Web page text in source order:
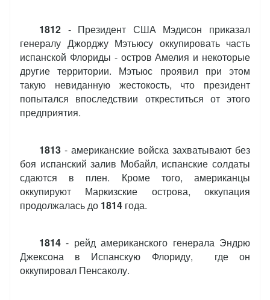
1812 - Президент США Мэдисон приказал
генералу Джорджу Мэтьюсу оккупировать часть
испанской Флориды - остров Амелия и некоторые
другие территории. Мэтьюс проявил при этом
такую невиданную жестокость, что президент
попытался впоследствии откреститься от этого
предприятия.
1813 - американские войска захватывают без
боя испанский залив Мобайл, испанские солдаты
сдаются в плен. Кроме того, американцы
оккупируют Маркизские острова, оккупация
продолжалась до 1814 года.
1814 - рейд американского генерала Эндрю
Джексона в Испанскую Флориду, где он
оккупировал Пенсаколу.